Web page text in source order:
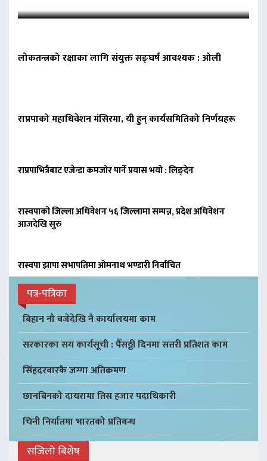
लोकतन्त्रको रक्षाका लागि संयुक्त सङ्घर्ष आवश्यक : ओली
राप्रपाको महाधिवेशन मंसिरमा, यी हुन् कार्यसमितिको निर्णयहरू
राप्रपाभित्रैबाट एजेन्डा कमजोर पार्ने प्रयास भयो : लिङ्देन
रास्वपाको जिल्ला अधिवेशन ५६ जिल्लामा सम्पन्न, प्रदेश अधिवेशन
आजदेखि सुरु
रास्वपा झापा सभापतिमा ओमनाथ भण्डारी निर्वाचित
पत्र-पत्रिका
बिहान नौ बजेदेखि नै कार्यालयमा काम
सरकारका सय कार्यसूची : पैँसठ्ठी दिनमा सत्तरी प्रतिशत काम
सिंहदरबारकै जग्गा अतिक्रमण
छानबिनको दायरामा तिस हजार पदाधिकारी
चिनी निर्यातमा भारतको प्रतिबन्ध
सजिलो बिशेष